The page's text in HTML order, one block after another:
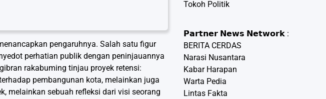
pengaruhnya. Salah satu figur
perhatian publik dengan peninjauannya
rakabuming tinjau proyek retensi:
pembangunan kota, melainkan juga
melainkan sebuah refleksi dari visi seorang
Tokoh Politik
𝗣𝗮𝗿𝘁𝗻𝗲𝗿 𝗡𝗲𝘄𝘀 𝗡𝗲𝘁𝘄𝗼𝗿𝗸 :
BERITA CERDAS
Narasi Nusantara
Kabar Harapan
Warta Pedia
Lintas Fakta